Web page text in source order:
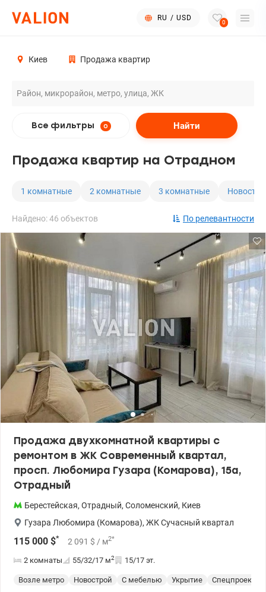
RU / USD
0
Киев Продажа квартир
Все фильтры 0 Найти
Продажа квартир на Отрадном
1 комнатные 2 комнатные 3 комнатные
Найдено: 46 объектов По релевантности
Продажа двухкомнатной квартиры с
ремонтом в ЖК Современный квартал,
просп. Любомира Гузара (Комарова), 15а,
Отрадный
Берестейская, Отрадный, Соломенский, Киев
Гузара Любомира (Комарова), ЖК Сучасный квартал
115 000 $* 2 091 $ / м2*
2 комнаты 55/32/17 м2 15/17 эт.
Возле метро Новострой С мебелью Укрытие Спецпроект